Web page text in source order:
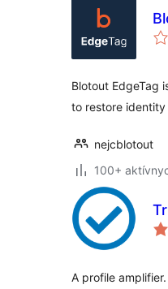
Blotout EdgeTag
to restore identity
nejcblotout
100+
A profile